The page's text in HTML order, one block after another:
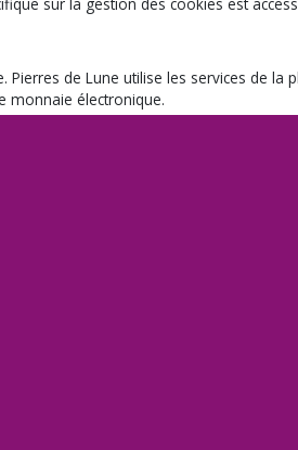
de Lune utilise les services de
monnaie électronique.